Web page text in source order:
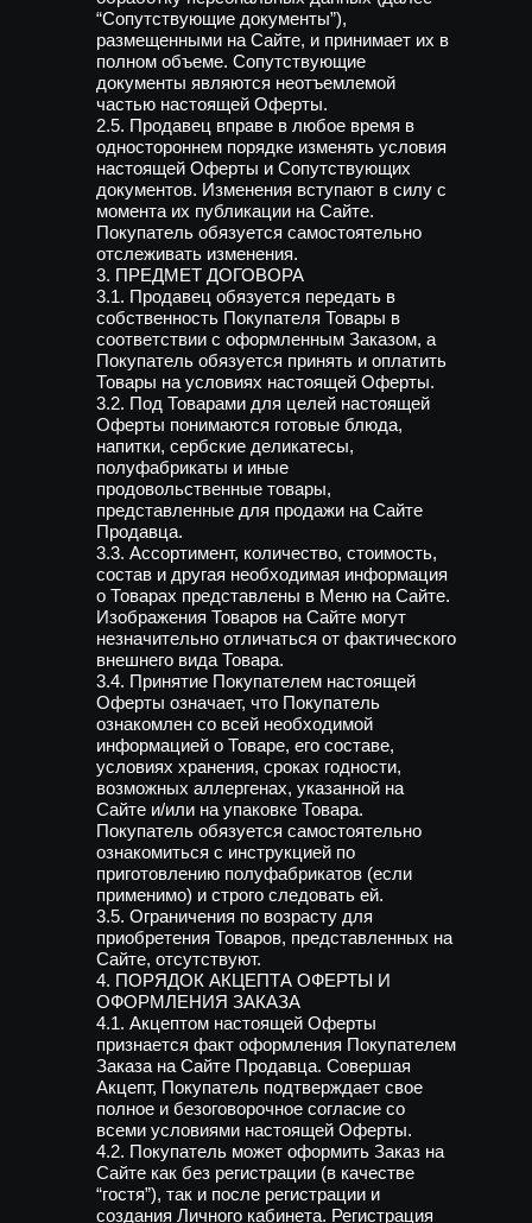
“Сопутствующие документы”),
размещенными на Сайте, и принимает их в
полном объеме. Сопутствующие
документы являются неотъемлемой
частью настоящей Оферты.
2.5. Продавец вправе в любое время в
одностороннем порядке изменять условия
настоящей Оферты и Сопутствующих
документов. Изменения вступают в силу с
момента их публикации на Сайте.
Покупатель обязуется самостоятельно
отслеживать изменения.
3. ПРЕДМЕТ ДОГОВОРА
3.1. Продавец обязуется передать в
собственность Покупателя Товары в
соответствии с оформленным Заказом, а
Покупатель обязуется принять и оплатить
Товары на условиях настоящей Оферты.
3.2. Под Товарами для целей настоящей
Оферты понимаются готовые блюда,
напитки, сербские деликатесы,
полуфабрикаты и иные
продовольственные товары,
представленные для продажи на Сайте
Продавца.
3.3. Ассортимент, количество, стоимость,
состав и другая необходимая информация
о Товарах представлены в Меню на Сайте.
Изображения Товаров на Сайте могут
незначительно отличаться от фактического
внешнего вида Товара.
3.4. Принятие Покупателем настоящей
Оферты означает, что Покупатель
ознакомлен со всей необходимой
информацией о Товаре, его составе,
условиях хранения, сроках годности,
возможных аллергенах, указанной на
Сайте и/или на упаковке Товара.
Покупатель обязуется самостоятельно
ознакомиться с инструкцией по
приготовлению полуфабрикатов (если
применимо) и строго следовать ей.
3.5. Ограничения по возрасту для
приобретения Товаров, представленных на
Сайте, отсутствуют.
4. ПОРЯДОК АКЦЕПТА ОФЕРТЫ И
ОФОРМЛЕНИЯ ЗАКАЗА
4.1. Акцептом настоящей Оферты
признается факт оформления Покупателем
Заказа на Сайте Продавца. Совершая
Акцепт, Покупатель подтверждает свое
полное и безоговорочное согласие со
всеми условиями настоящей Оферты.
4.2. Покупатель может оформить Заказ на
Сайте как без регистрации (в качестве
“гостя”), так и после регистрации и
создания Личного кабинета. Регистрация